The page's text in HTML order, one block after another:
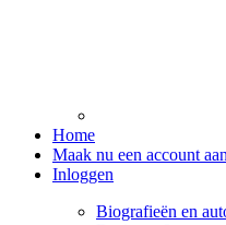
Home
Maak nu een account
Inloggen
Biografieën en